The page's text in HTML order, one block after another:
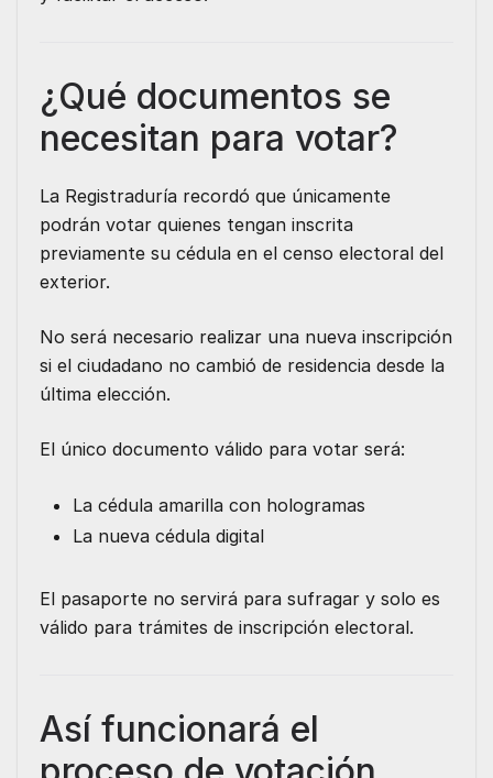
¿Qué documentos se
necesitan para votar?
La Registraduría recordó que únicamente
podrán votar quienes tengan inscrita
previamente su cédula en el censo electoral del
exterior.
No será necesario realizar una nueva inscripción
si el ciudadano no cambió de residencia desde la
última elección.
El único documento válido para votar será:
La cédula amarilla con hologramas
La nueva cédula digital
El pasaporte no servirá para sufragar y solo es
válido para trámites de inscripción electoral.
Así funcionará el